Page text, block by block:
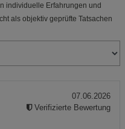
individuelle Erfahrungen und
als objektiv geprüfte Tatsachen
07.06.2026
Verifizierte Bewertung